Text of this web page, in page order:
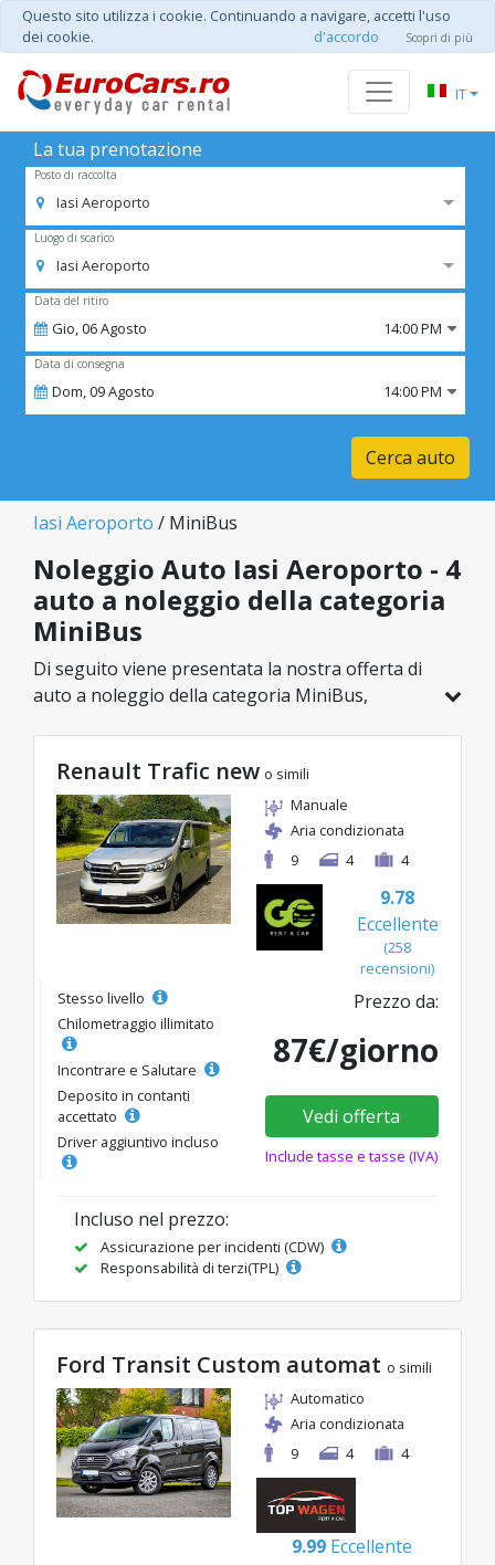
Questo sito utilizza i cookie. Continuando a navigare, accetti l'uso
dei cookie.
d'accordo Scopri di più
IT
La tua prenotazione
Posto di raccolta
Iasi Aeroporto
Luogo di scarico
Iasi Aeroporto
Data del ritiro
Gio,06Agosto 14:00 PM
Data di consegna
Dom,09Agosto 14:00 PM
Cerca auto
Iasi Aeroporto / MiniBus
Noleggio Auto Iasi Aeroporto - 4
auto a noleggio della categoria
MiniBus
Di seguito viene presentata la nostra offerta di
auto a noleggio della categoria MiniBus,
modello ideale nella categoria selezionata, con
tariffe vantaggiose a partire da soli 87€/giorno.
Renault Trafic new o simili
Manuale
Aria condizionata
9
4 4
9.78
Eccellente
(258
recensioni)
Stesso livello
Chilometraggio illimitato
Incontrare e Salutare
Deposito in contanti
accettato
Driver aggiuntivo incluso
Prezzo da:
87€/giorno
Vedi offerta
Include tasse e tasse (IVA)
Incluso nel prezzo:
Assicurazione per incidenti (CDW)
Responsabilità di terzi(TPL)
Ford Transit Custom automat o simili
Automatico
Aria condizionata
9
4 4
9.99 Eccellente